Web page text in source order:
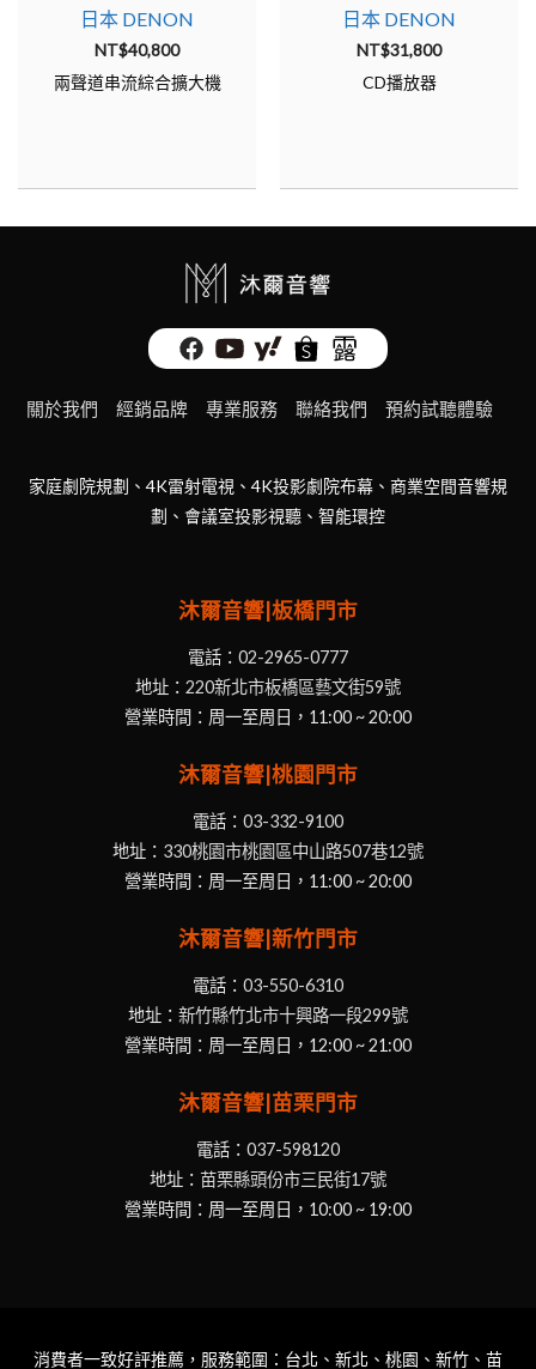
0
o
u
t
o
f
日本 DENON
NT$40,800
兩聲道串流綜合擴大機
0
o
u
t
日本 DENON
NT$31,800
CD播放器
關於我們 經銷品牌 專業服務 聯絡我們 預約試聽體驗
家庭劇院規劃、4K雷射電視、4K投影劇院布幕、商業空間音響規
劃、會議室投影視聽、智能環控
沐爾音響|板橋門市
電話： 02-2965-0777
地址： 220新北市板橋區藝文街59號
營業時間：周一至周日，11:00 ~ 20:00
沐爾音響|桃園門市
電話： 03-332-9100
地址： 330桃園市桃園區中山路507巷12號
營業時間：周一至周日，11:00 ~ 20:00
沐爾音響|新竹門市
電話： 03-550-6310
地址： 新竹縣竹北市十興路一段299號
營業時間：周一至周日，12:00 ~ 21:00
沐爾音響|苗栗門市
電話： 037-598120
地址： 苗栗縣頭份市三民街17號
營業時間：周一至周日，10:00 ~ 19:00
消費者一致好評推薦，服務範圍：台北、新北、桃園、新竹、苗